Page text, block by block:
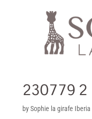
230779 2
bySophie la girafe Iberia